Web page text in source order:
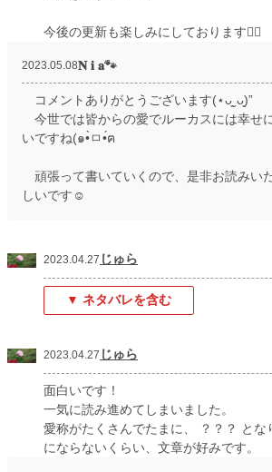
今後の更新も楽しみにしております🙇‍♀️
2023.05.08𝐍 𝐢 𝐚🐾
コメントありがとうございます(⋆ᴗ͈ˬᴗ͈)”
今世では皆からの愛でルーカスには幸せ
いですね(๑•̀ㅁ•́ฅ
頑張って書いていくので、是非お読みい
しいです☺️
2023.04.27 じゅら
▼ ネタバレを含む
2023.04.27 じゅら
面白いです！
一気に読み進めてしまいました。
愛称がたくさんでたまに、 ？？？ とな
にならないくらい、文章が好みです。